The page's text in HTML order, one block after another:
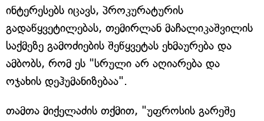
ინტერესებს იცავს, პროკურატურის
გადაწყვეტილებას, თემირლან მაჩალიკაშვილის
საქმეზე გამოძიების შეწყვეტას ეხმაურება და
ამბობს, რომ ეს "სრული არ აღიარება და
ოჯახის დეჰუმანიზებაა".
თამთა მიქელაძის თქმით, "უფროსის გარეშე